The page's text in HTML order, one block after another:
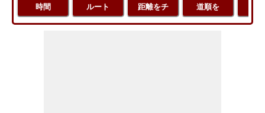
時間
ルート
距離をチ
道順を